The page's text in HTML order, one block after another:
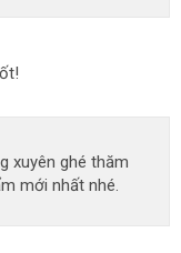
xuyên ghé thăm
mới nhất nhé.